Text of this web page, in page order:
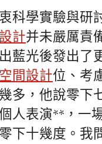
科學實驗與研
計并未嚴厲責
藍光後發出了
間設計位、考
多，他說零下
人表演**，一
下十幾度。我